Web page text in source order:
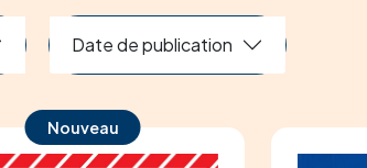
Date de publication
Nouveau